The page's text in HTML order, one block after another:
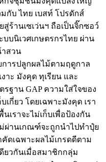
กับ ไทย เบสท์ โปรดักส์
ร้านเซเว่นฯ ถือเป็นจิ๊กซอว์
บนิเวศเกษตรกรไทย ผ่าน
าสวน
การปลูกผลไม้ตามฤดูกาล
าะ มังคุด ทุเรียน และ
ฐาน GAP ความใส่ใจของ
เกี่ยว โดยเฉพาะมังคุด เรา
เราจะไม่เก็บเพื่อป้องกัน
ผ่านเกณฑ์จะถูกนำไปทำปุ๋ย
ดเฉพาะผลไม้เกรดดีตาม
ยวกันเมื่อสมาชิกกลุ่ม